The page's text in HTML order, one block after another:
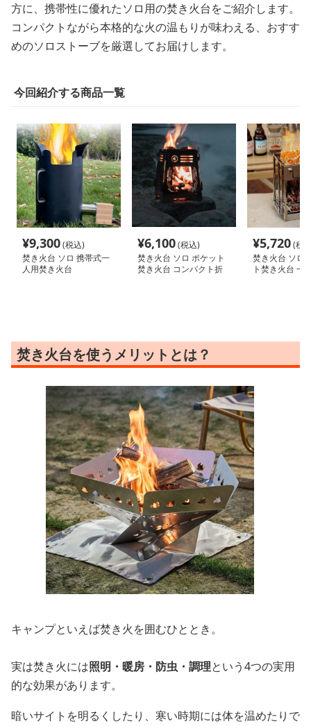
方に、携帯性に優れたソロ用の焚き火台をご紹介します。
コンパクトながら本格的な火の温もりが味わえる、おすす
めのソロストーブを厳選してお届けします。
今回紹介する商品一覧
¥9,300(税込)
焚き火台 ソロ 携帯式一
人用焚き火台
¥6,100(税込)
焚き火台 ソロ ポケット
焚き火台 コンパクト折
¥5,720(税
焚き火台 ソロ
ト焚き火台 一
焚き火台を使うメリットとは？
キャンプといえば焚き火を囲むひととき。
実は焚き火には照明・暖房・防虫・調理という4つの実用
的な効果があります。
暗いサイトを明るくしたり、寒い時期には体を温めたりで